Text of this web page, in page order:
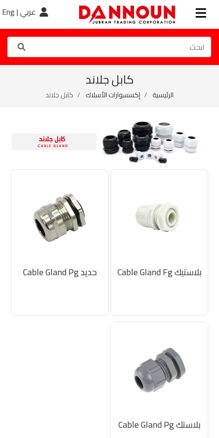
عربي |Eng
كابل جلاند
الرئيسية إكسسوارات الأسلاك كابل جلاند
بلاستيك Cable Gland Fg حديد Cable Gland Pg
بلاستك Cable Gland Pg